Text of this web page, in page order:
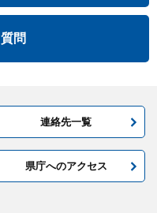
問
連絡先一覧
県庁へのアクセス